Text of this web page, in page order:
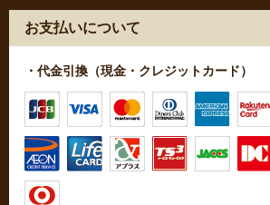
お支払いについて
・代金引換（現金・クレジットカード）